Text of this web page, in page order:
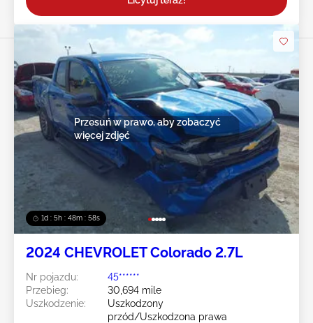
1d : 5h : 48m : 55s
Przesuń w prawo, aby zobaczyć
więcej zdjęć
2024 CHEVROLET Colorado 2.7L
Nr pojazdu:
45******
Przebieg:
30,694 mile
Uszkodzenie:
Uszkodzony
przód/Uszkodzona prawa